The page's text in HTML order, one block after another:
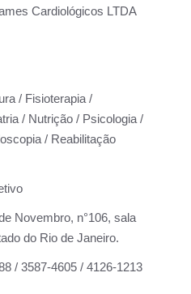
Cardiológicos LTDA
/ Fisioterapia /
/ Nutrição / Psicologia /
/ Reabilitação
Novembro, n°106, sala
do Rio de Janeiro.
/ 3587-4605 / 4126-1213